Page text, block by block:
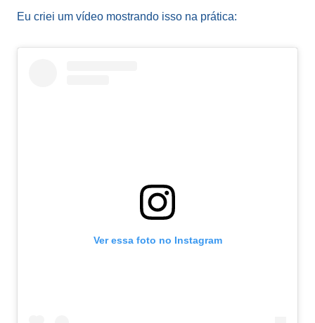
Eu criei um vídeo mostrando isso na prática:
Ver essa foto no Instagram